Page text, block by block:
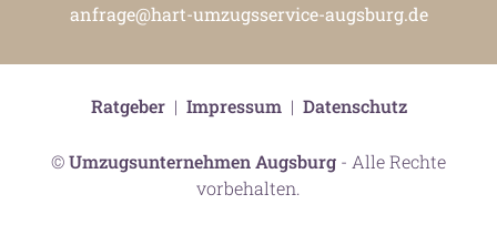
anfrage@hart-umzugsservice-augsburg.de
©Umzugsunternehmen Augsburg - Alle Rechte
vorbehalten.
Ratgeber| Impressum| Datenschutz